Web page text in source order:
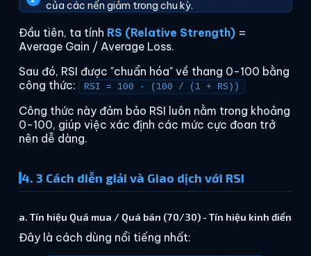
của các nến giảm trong chu kỳ.
Đầu tiên, ta tính RS (Relative Strength)=
Average Gain / Average Loss.
Sau đó, RSI được "chuẩn hóa" về thang 0-100 bằng
công thức:
RSI = 100 - (100 / (1 + RS))
Công thức này đảm bảo RSI luôn nằm trong khoảng
0-100, giúp việc xác định các mức cực đoan trở
nên dễ dàng.
4. 3 Cách diễn giải và Giao dịch với RSI
a. Tín hiệu Quá mua / Quá bán (70/30) - Tín hiệu kinh điển
Đây là cách dùng nổi tiếng nhất: